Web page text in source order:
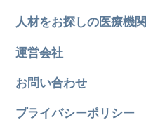
人材をお探しの医療機
運営会社
お問い合わせ
プライバシーポリシー